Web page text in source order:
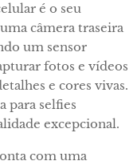
é o seu
câmera traseira
um sensor
fotos e vídeos
e cores vivas.
para selfies
excepcional.
com uma